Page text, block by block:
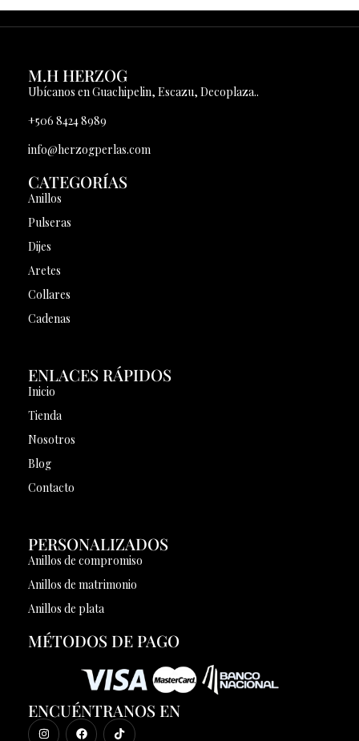
M.H HERZOG
Ubícanos en Guachipelin, Escazu, Decoplaza..
+506 8424 8989
info@herzogperlas.com
CATEGORÍAS
Anillos
Pulseras
Dijes
Aretes
Collares
Cadenas
ENLACES RÁPIDOS
Inicio
Tienda
Nosotros
Blog
Contacto
PERSONALIZADOS
Anillos de compromiso
Anillos de matrimonio
Anillos de plata
MÉTODOS DE PAGO
ENCUÉNTRANOS EN